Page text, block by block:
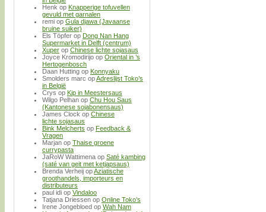
Henk op Knapperige tofuvellen
gevuld met garnalen
remi op Gula djawa (Javaanse
bruine suiker)
Els Töpfer op Dong Nan Hang
Supermarket in Delft (centrum)
Xuper op Chinese lichte sojasaus
Joyce Kromodirijo op Oriental in ’s
Hertogenbosch
Daan Hutting op Konnyaku
Smolders marc opAdreslijst Toko’s
in België
Crys op Kip in Meestersaus
Wilgo Pelhan op Chu Hou Saus
(Kantonese sojabonensaus)
James Clock op Chinese
lichte sojasaus
Bink Melcherts op Feedback &
Vragen
Marjan op Thaise groene
currypasta
JaRoW Wattimena op Saté kambing
(saté van geit met ketjapsaus)
Brenda Verheij opAziatische
groothandels, importeurs en
distributeurs
paul idi op Vindaloo
Tatjana Driessen op Online Toko’s
Irene Jongebloed op Wah Nam